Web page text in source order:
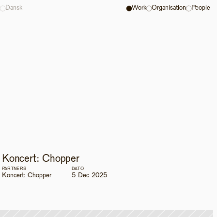
Koncert: Chopper
PARTNERS
Koncert: Chopper
DATO
5 Dec 2025
Dansk Work Organisation People